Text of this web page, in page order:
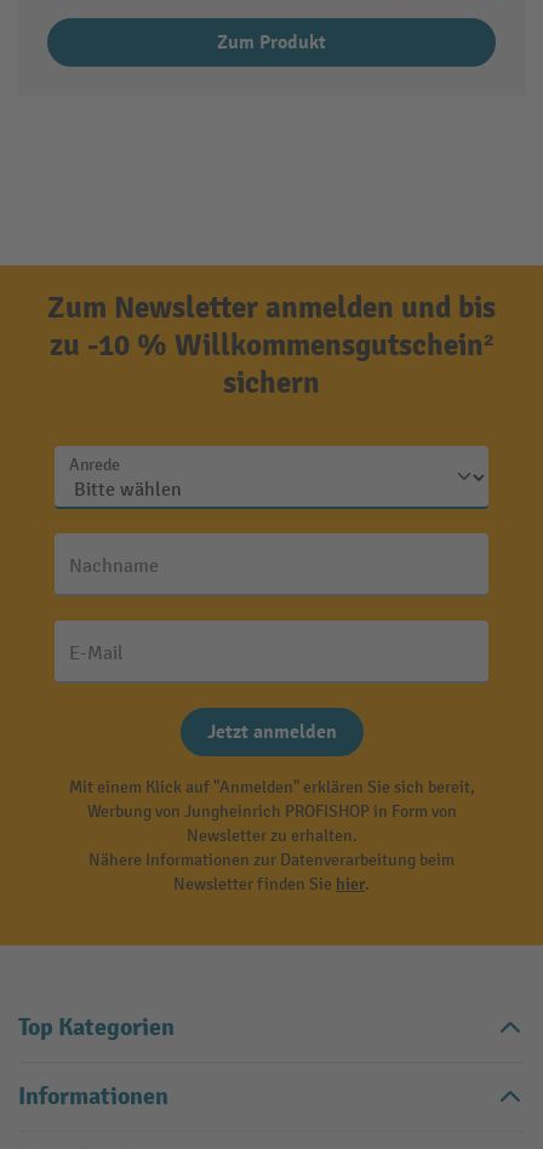
Zum Produkt
Zum Newsletter anmelden und bis
zu -10 % Willkommensgutschein²
sichern
Anrede
Nachname
E-Mail
Jetzt anmelden
Mit einem Klick auf "Anmelden" erklären Sie sich bereit,
Werbung von Jungheinrich PROFISHOP in Form von
Newsletter zu erhalten.
Nähere Informationen zur Datenverarbeitung beim
Newsletter finden Sie hier.
Top Kategorien
Informationen